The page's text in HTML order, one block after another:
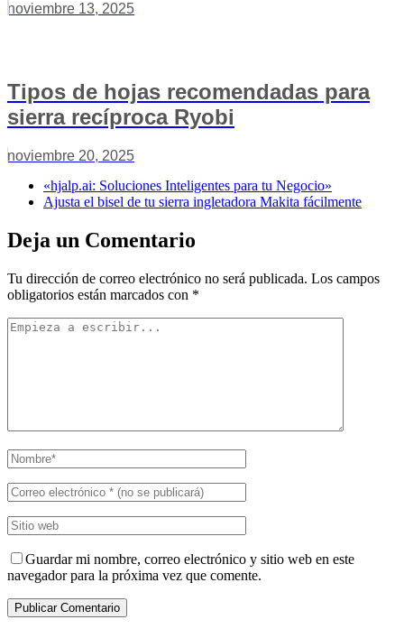
noviembre 13, 2025
Tipos de hojas recomendadas para
sierra recíproca Ryobi
noviembre 20, 2025
«hjalp.ai: Soluciones Inteligentes para tu Negocio»
Ajusta el bisel de tu sierra ingletadora Makita fácilmente
Deja un Comentario
Tu dirección de correo electrónico no será publicada. Los campos
obligatorios están marcados con *
Guardar mi nombre, correo electrónico y sitio web en este
navegador para la próxima vez que comente.